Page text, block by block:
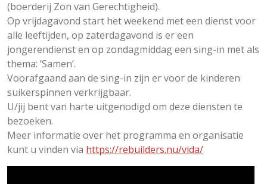
(boerderij Zon van Gerechtigheid).
Op vrijdagavond start het weekend met een dienst voor
alle leeftijden, op zaterdagavond is er een
jongerendienst en op zondagmiddag een sing-in met als
thema: ‘Samen’.
Voorafgaand aan de sing-in zijn er voor de kinderen
suikerspinnen verkrijgbaar.
U/jij bent van harte uitgenodigd om deze diensten te
bezoeken.
Meer informatie over het programma en organisatie
kunt u vinden via https://rebuilders.nu/vida/